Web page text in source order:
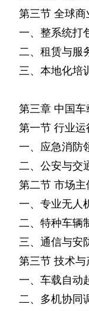
第三节 全球商
一、整系统打
二、租赁与服
三、本地化培
第三章 中国
第一节 行业运
一、应急消防
二、公安与交
第二节 市场主
一、专业无人
二、特种车辆
三、通信与安
第三节 技术与
一、车载自动
二、多机协同